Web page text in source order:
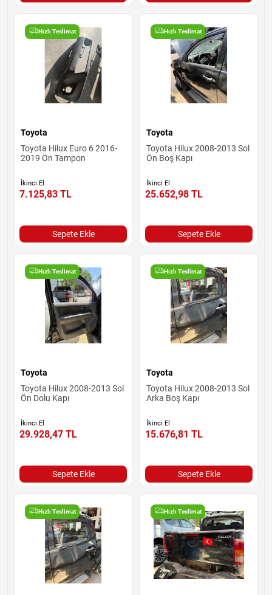
Hızlı Teslimat
Toyota
Toyota Hilux Euro 6 2016-
2019 Ön Tampon
İkinci El
7.125,83 TL
Sepete Ekle
Hızlı Teslimat
Toyota
Toyota Hilux 2008-2013 Sol
Ön Boş Kapı
İkinci El
25.652,98 TL
Sepete Ekle
Hızlı Teslimat
Toyota
Toyota Hilux 2008-2013 Sol
Ön Dolu Kapı
İkinci El
29.928,47 TL
Sepete Ekle
Hızlı Teslimat
Toyota
Toyota Hilux 2008-2013 Sol
Arka Boş Kapı
İkinci El
15.676,81 TL
Sepete Ekle
Hızlı Teslimat Hızlı Teslimat